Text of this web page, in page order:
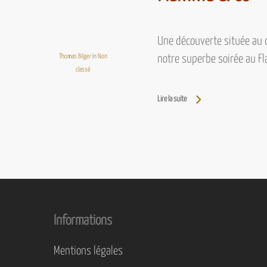
Thomas Bilger In Non
classé
Une découverte située
notre superbe soirée au
Lire la suite
Informations
Mentions légales